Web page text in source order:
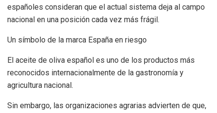
españoles consideran que el actual sistema deja al campo
nacional en una posición cada vez más frágil.
Un símbolo de la marca España en riesgo
El aceite de oliva español es uno de los productos más
reconocidos internacionalmente de la gastronomía y
agricultura nacional.
Sin embargo, las organizaciones agrarias advierten de que,